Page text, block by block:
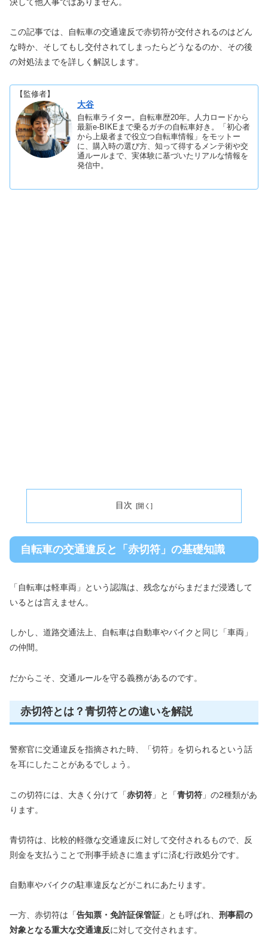
この記事では、自転車の交通違反で赤切符が交付されるのはどん
な時か、そしてもし交付されてしまったらどうなるのか、その後
の対処法までを詳しく解説します。
【監修者】
大谷
自転車ライター。自転車歴20年。人力ロードから
最新e-BIKEまで乗るガチの自転車好き。「初心者
から上級者まで役立つ自転車情報」をモットー
に、購入時の選び方、知って得するメンテ術や交
通ルールまで、実体験に基づいたリアルな情報を
発信中。
目次
自転車の交通違反と「赤切符」の基礎知識
「自転車は軽車両」という認識は、残念ながらまだまだ浸透して
いるとは言えません。
しかし、道路交通法上、自転車は自動車やバイクと同じ「車両」
の仲間。
だからこそ、交通ルールを守る義務があるのです。
赤切符とは？青切符との違いを解説
警察官に交通違反を指摘された時、「切符」を切られるという話
を耳にしたことがあるでしょう。
この切符には、大きく分けて「赤切符 」と「青切符 」の2種類があ
ります。
青切符は、比較的軽微な交通違反に対して交付されるもので、反
則金を支払うことで刑事手続きに進まずに済む行政処分です。
自動車やバイクの駐車違反などがこれにあたります。
一方、赤切符は「告知票・免許証保管証 」とも呼ばれ、 刑事罰の
対象となる重大な交通違反に対して交付されます。